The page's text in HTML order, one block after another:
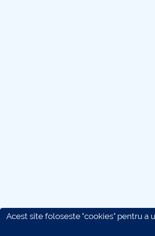
Acest site foloseste "cookies" pentru a